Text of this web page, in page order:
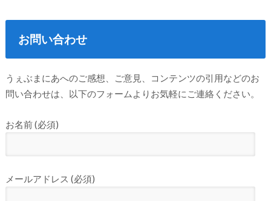
お問い合わせ
うぇぶまにあへのご感想、ご意見、コンテンツの引用などのお
問い合わせは、以下のフォームよりお気軽にご連絡ください。
お名前 (必須)
メールアドレス (必須)